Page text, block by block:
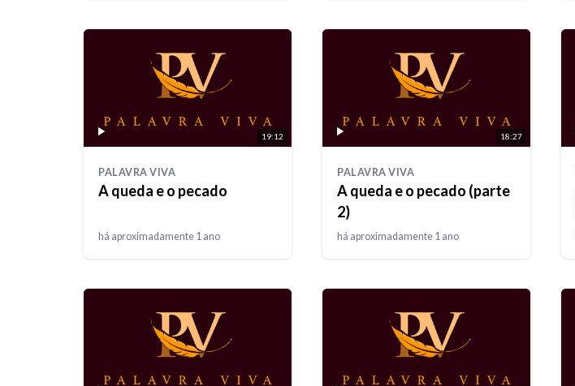
19:12
PALAVRA VIVA
A queda e o pecado
há aproximadamente 1 ano
18:27
PALAVRA VIVA
A queda e o pecado (parte
2)
há aproximadamente 1 ano